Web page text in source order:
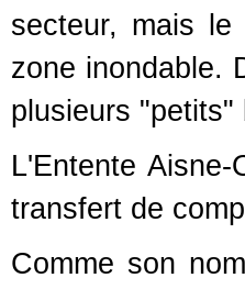
secteur, mais
zone inondable.
plusieurs "petits"
L'Entente
transfert de
Comme son